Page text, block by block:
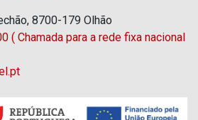
8700-179 Olhão
( Chamada para a rede fixa nacional